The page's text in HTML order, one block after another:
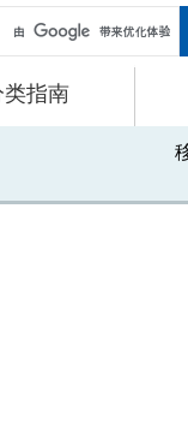
类指南